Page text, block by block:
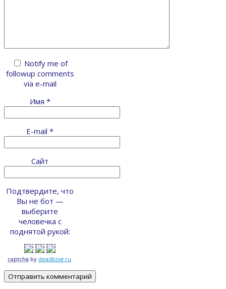
Notify me of
followup comments
via e-mail
Имя *
E-mail *
Сайт
Подтвердите, что
Вы не бот —
выберите
человечка с
поднятой рукой:
captcha by deadblog.ru